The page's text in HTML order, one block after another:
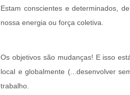
Estam conscientes e determinados,
nossa energia ou força coletiva.
Os objetivos são mudanças! E isso
local e globalmente (...desenvolver
trabalho.